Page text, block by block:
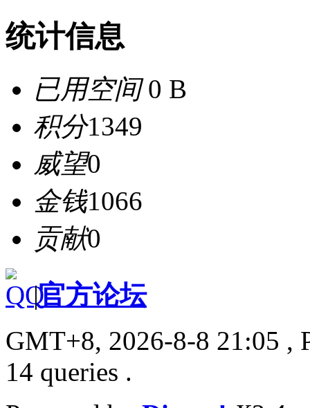
统计信息
已用空间0 B
积分1349
威望0
金钱1066
贡献0
|官方论坛
GMT+8, 2026-8-8 21:05 ,
14 queries .